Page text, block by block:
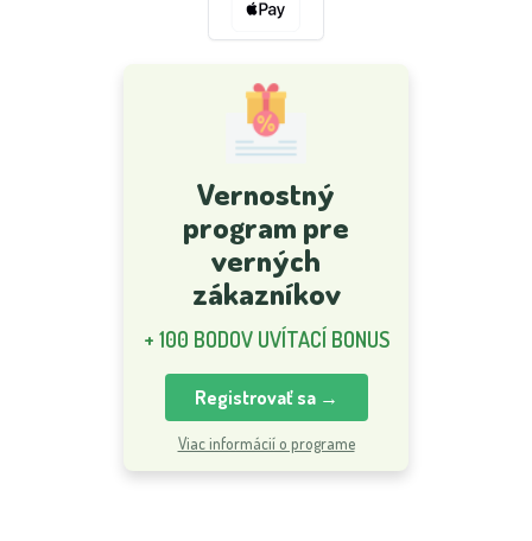
Vernostný
program pre
verných
zákazníkov
+ 100 BODOV UVÍTACÍ BONUS
Registrovať sa →
Viac informácií o programe